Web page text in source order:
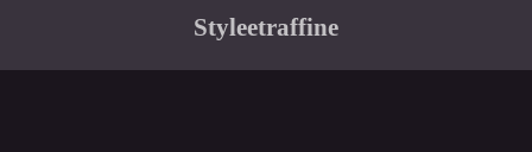
Styleetraffine